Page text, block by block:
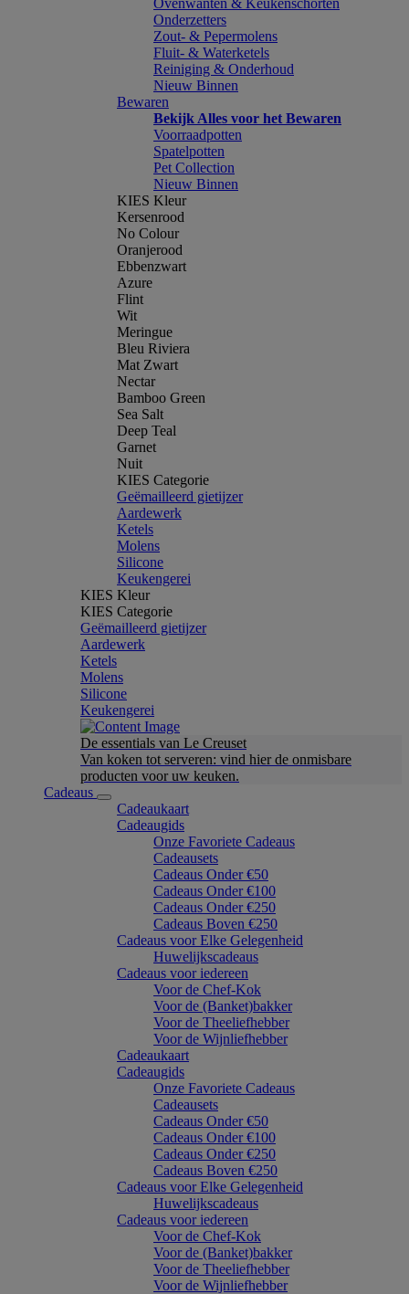
Ovenwanten & Keukenschorten
Onderzetters
Zout- & Pepermolens
Fluit- & Waterketels
Reiniging & Onderhoud
Nieuw Binnen
Bewaren
Bekijk Alles voor het Bewaren
Voorraadpotten
Spatelpotten
Pet Collection
Nieuw Binnen
KIES Kleur
Kersenrood
No Colour
Oranjerood
Ebbenzwart
Azure
Flint
Wit
Meringue
Bleu Riviera
Mat Zwart
Nectar
Bamboo Green
Sea Salt
Deep Teal
Garnet
Nuit
KIES Categorie
Geëmailleerd gietijzer
Aardewerk
Ketels
Molens
Silicone
Keukengerei
KIES Kleur
KIES Categorie
Geëmailleerd gietijzer
Aardewerk
Ketels
Molens
Silicone
Keukengerei
De essentials van Le Creuset
Van koken tot serveren: vind hier de onmisbare
producten voor uw keuken.
Cadeaus
Cadeaukaart
Cadeaugids
Onze Favoriete Cadeaus
Cadeausets
Cadeaus Onder €50
Cadeaus Onder €100
Cadeaus Onder €250
Cadeaus Boven €250
Cadeaus voor Elke Gelegenheid
Huwelijkscadeaus
Cadeaus voor iedereen
Voor de Chef-Kok
Voor de (Banket)bakker
Voor de Theeliefhebber
Voor de Wijnliefhebber
Cadeaukaart
Cadeaugids
Onze Favoriete Cadeaus
Cadeausets
Cadeaus Onder €50
Cadeaus Onder €100
Cadeaus Onder €250
Cadeaus Boven €250
Cadeaus voor Elke Gelegenheid
Huwelijkscadeaus
Cadeaus voor iedereen
Voor de Chef-Kok
Voor de (Banket)bakker
Voor de Theeliefhebber
Voor de Wijnliefhebber